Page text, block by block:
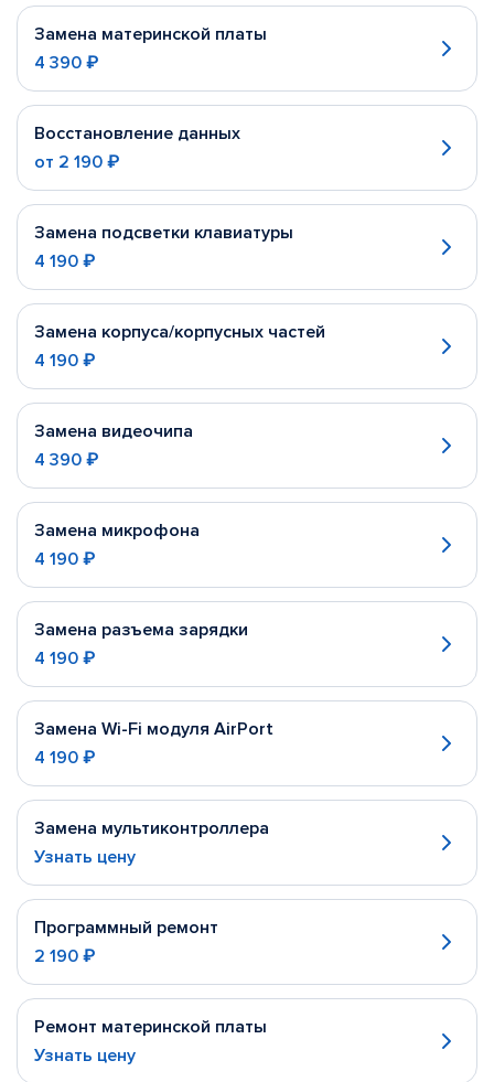
Замена материнской платы
4 390 ₽
Восстановление данных
от 2 190 ₽
Замена подсветки клавиатуры
4 190 ₽
Замена корпуса/корпусных частей
4 190 ₽
Замена видеочипа
4 390 ₽
Замена микрофона
4 190 ₽
Замена разъема зарядки
4 190 ₽
Замена Wi-Fi модуля AirPort
4 190 ₽
Замена мультиконтроллера
Узнать цену
Программный ремонт
2 190 ₽
Ремонт материнской платы
Узнать цену